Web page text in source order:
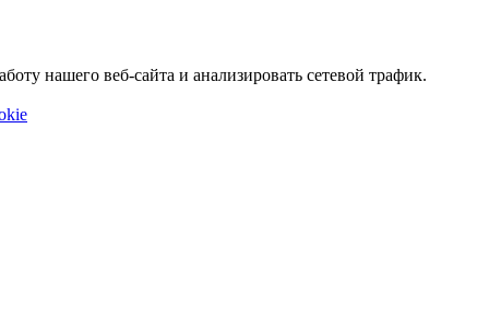
нашего веб-сайта и анализировать сетевой трафик.